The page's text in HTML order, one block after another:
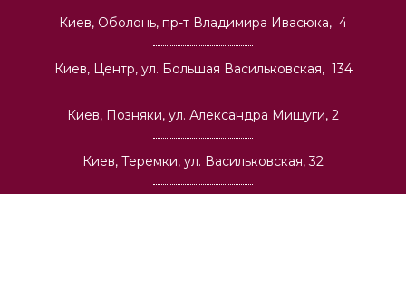
Киев, Оболонь, пр-т Владимира Ивасюка, 4
Киев, Центр, ул. Большая Васильковская, 134
Киев, Позняки, ул. Александра Мишуги, 2
Киев, Теремки, ул. Васильковская, 32